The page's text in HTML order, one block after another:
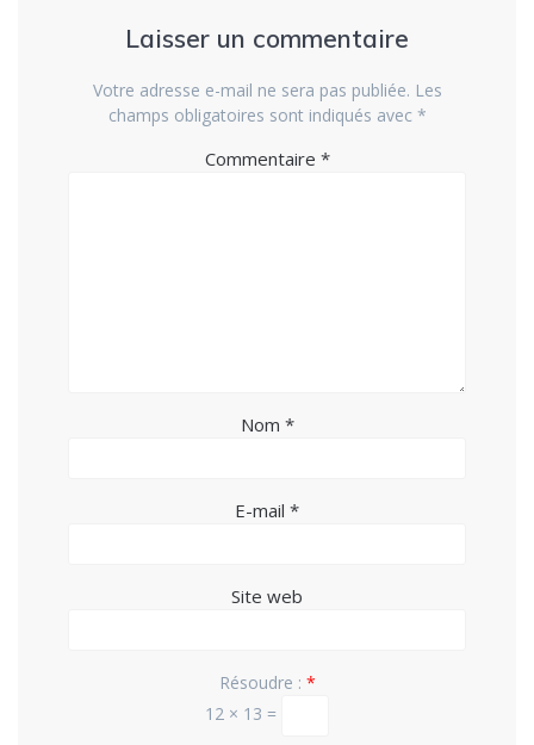
Laisser un commentaire
Votre adresse e-mail ne sera pas publiée. Les
champs obligatoires sont indiqués avec *
Commentaire *
Nom *
E-mail *
Site web
Résoudre : *
12 × 13 =